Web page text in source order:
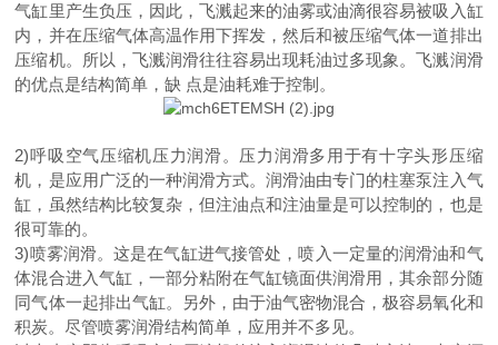
气缸里产生负压，因此，飞溅起来的油雾或油滴很容易被吸入缸
内，并在压缩气体高温作用下挥发，然后和被压缩气体一道排出
压缩机。所以，飞溅润滑往往容易出现耗油过多现象。飞溅润滑
的优点是结构简单，缺 点是油耗难于控制。
2)呼吸空气压缩机压力润滑。压力润滑多用于有十字头形压缩
机，是应用广泛的一种润滑方式。润滑油由专门的柱塞泵注入气
缸，虽然结构比较复杂，但注油点和注油量是可以控制的，也是
很可靠的。
3)喷雾润滑。这是在气缸进气接管处，喷入一定量的润滑油和气
体混合进入气缸，一部分粘附在气缸镜面供润滑用，其余部分随
同气体一起排出气缸。另外，由于油气密物混合，极容易氧化和
积炭。尽管喷雾润滑结构简单，应用并不多见。